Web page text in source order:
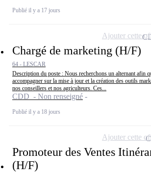
Publié il y a 17 jours
Chargé de marketing (H/F)
64 - LESCAR
Description du poste : Nous recherchons un alternant afin
accompagner sur la mise à jour et la création des outils
nos conseillers et nos agriculteurs. Ces...
CDD - Non renseigné
Publié il y a 18 jours
Ajouter cette
Promoteur des Ventes
(H/F)
Ajouter cette